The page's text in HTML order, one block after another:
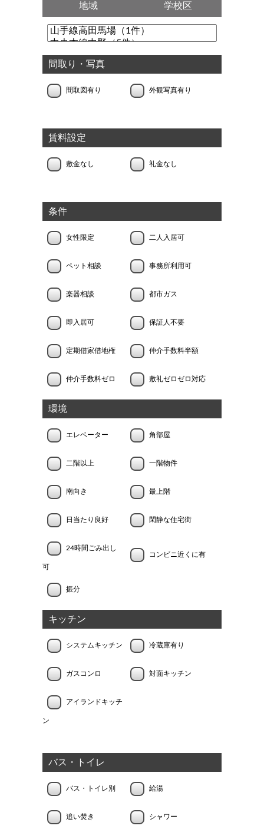
地域 学校区
間取り・写真
間取図有り 外観写真有り
賃料設定
敷金なし 礼金なし
条件
女性限定 二人入居可
ペット相談 事務所利用可
楽器相談 都市ガス
即入居可 保証人不要
定期借家借地権 仲介手数料半額
仲介手数料ゼロ 敷礼ゼロゼロ対応
環境
エレベーター 角部屋
二階以上 一階物件
南向き 最上階
日当たり良好 閑静な住宅街
24時間ごみ出し
可
コンビニ近くに有
振分
キッチン
システムキッチン 冷蔵庫有り
ガスコンロ 対面キッチン
アイランドキッチ
ン
バス・トイレ
バス・トイレ別 給湯
追い焚き シャワー